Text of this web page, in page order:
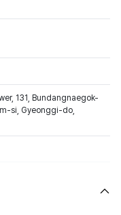
131, Bundangnaegok-
si, Gyeonggi-do,